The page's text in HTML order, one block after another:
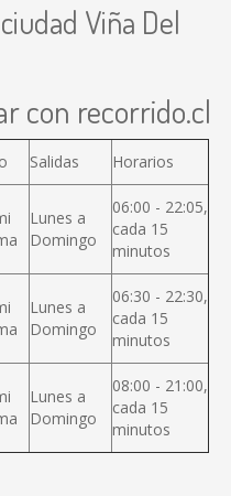
Viña Del
con recorrido.cl
Salidas Horarios
Lunes a
Domingo
06:00 - 22:05,
cada 15
minutos
Lunes a
Domingo
06:30 - 22:30,
cada 15
minutos
Lunes a
Domingo
08:00 - 21:00,
cada 15
minutos